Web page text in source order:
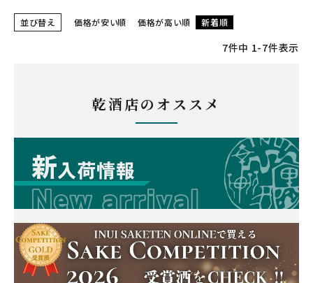
並び替え 価格が安い順 価格が高い順 新着順
7件中 1-7件表示
乾酒店のオススメ